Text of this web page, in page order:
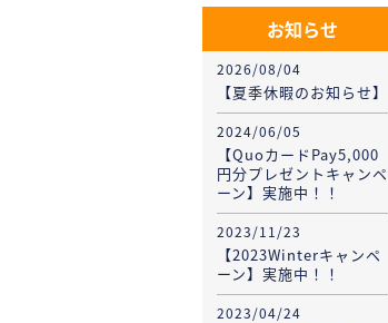
お知らせ
2026/08/04
【夏季休暇のお知らせ】
2024/06/05
【QuoカードPay5,000
円分プレゼントキャンペ
ーン】実施中！！
2023/11/23
【2023Winterキャンペ
ーン】実施中！！
2023/04/24